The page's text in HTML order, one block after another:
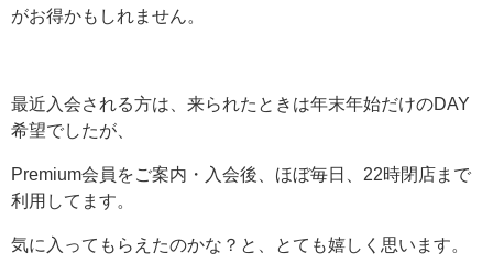
がお得かもしれません。
最近入会される方は、来られたときは年末年始だけのDAY
希望でしたが、
Premium会員をご案内・入会後、ほぼ毎日、22時閉店まで
利用してます。
気に入ってもらえたのかな？と、とても嬉しく思います。